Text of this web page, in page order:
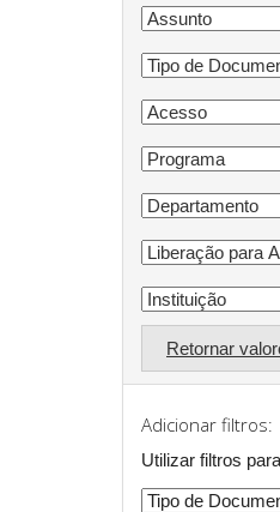
Retornar
Adicionar filtros:
Utilizar filtros